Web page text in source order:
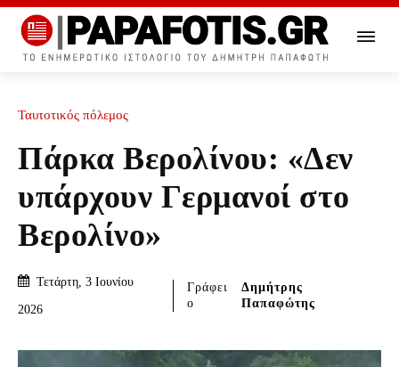
Ταυτοτικός πόλεμος
Πάρκα Βερολίνου: «Δεν
υπάρχουν Γερμανοί στο
Βερολίνο»
Τετάρτη, 3 Ιουνίου
2026
Γράφει
ο
Δημήτρης
Παπαφώτης